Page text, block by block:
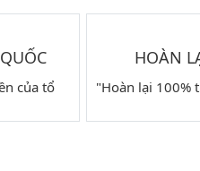
của tổ
HOÀN
"Hoàn lại 100%